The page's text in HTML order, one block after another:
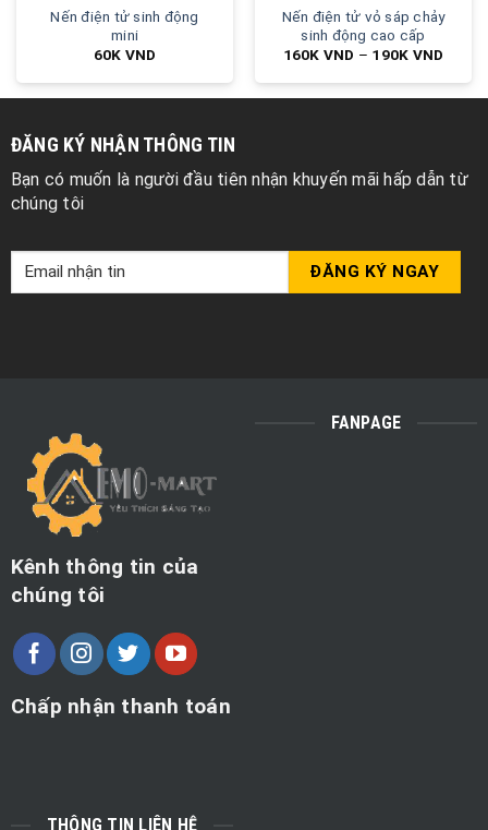
Nến điện tử sinh động
mini
60K VND
Nến điện tử vỏ sáp chảy
sinh động cao cấp
160K VND – 190K VND
ĐĂNG KÝ NHẬN THÔNG TIN
Bạn có muốn là người đầu tiên nhận khuyến mãi hấp dẫn từ
chúng tôi
Kênh thông tin của
chúng tôi
Chấp nhận thanh toán
FANPAGE
THÔNG TIN LIÊN HỆ